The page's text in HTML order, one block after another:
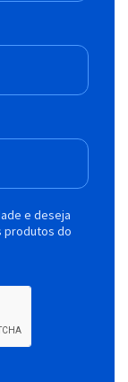
e deseja
produtos do